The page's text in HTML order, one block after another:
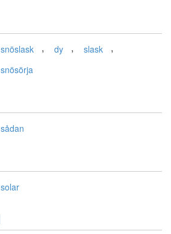
snöslask , dy , slask ,
snösörja
sådan
solar